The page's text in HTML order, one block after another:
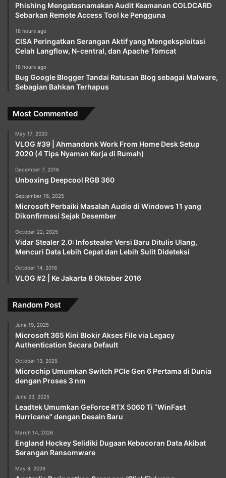
Phishing Mengatasnamakan Audit Keamanan COLDCARD
Sebarkan Remote Access Tool ke Pengguna
18 hours ago
CISA Peringatkan Serangan Aktif yang Mengeksploitasi
Celah Langflow, N-central, dan Apache Tomcat
18 hours ago
Bug Google Blogger Tandai Ratusan Blog sebagai Malware,
Sebagian Bahkan Terhapus
Most Commented
May 17, 2020
VLOG #39 | Ahmandonk Work From Home Desk Setup
2020 (4 Tips Nyaman Kerja di Rumah)
December 7, 2016
Unboxing Deepcool RGB 360
September 16, 2025
Microsoft Perbaiki Masalah Audio di Windows 11 yang
Dikonfirmasi Sejak Desember
October 22, 2025
Vidar Stealer 2.0: Infostealer Versi Baru Ditulis Ulang,
Mencuri Data Lebih Cepat dan Lebih Sulit Dideteksi
October 14, 2016
VLOG #2 | Ke Jakarta 8 Oktober 2016
Random Post
June 19, 2025
Microsoft 365 Kini Blokir Akses File via Legacy
Authentication Secara Default
October 13, 2025
Microchip Umumkan Switch PCIe Gen 6 Pertama di Dunia
dengan Proses 3 nm
June 23, 2025
Leadtek Umumkan GeForce RTX 5060 Ti “WinFast
Hurricane” dengan Desain Baru
March 14, 2026
England Hockey Selidiki Dugaan Kebocoran Data Akibat
Serangan Ransomware
May 8, 2026